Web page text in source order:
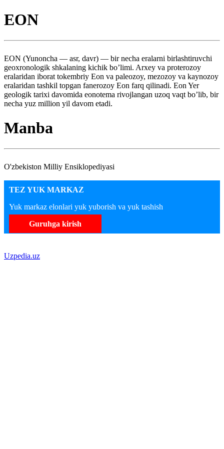
EON
EON (Yunoncha — asr, davr) — bir necha eralarni birlashtiruvchi
geoxronologik shkalaning kichik bo’limi. Arxey va proterozoy
eralaridan iborat tokembriy Eon va paleozoy, mezozoy va kaynozoy
eralaridan tashkil topgan fanerozoy Eon farq qilinadi. Eon Yer
geologik tarixi davomida eonotema rivojlangan uzoq vaqt bo’lib, bir
necha yuz million yil davom etadi.
Manba
O'zbekiston Milliy Ensiklopediyasi
TEZ YUK MARKAZ
Yuk markaz elonlari yuk yuborish va yuk tashish
Guruhga kirish
Uzpedia.uz